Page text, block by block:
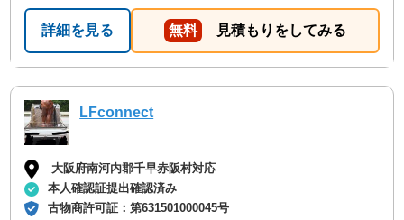
詳細を見る 無料 見積もりをしてみる
LFconnect
大阪府南河内郡千早赤阪村対応
本人確認証提出確認済み
古物商許可証：第631501000045号